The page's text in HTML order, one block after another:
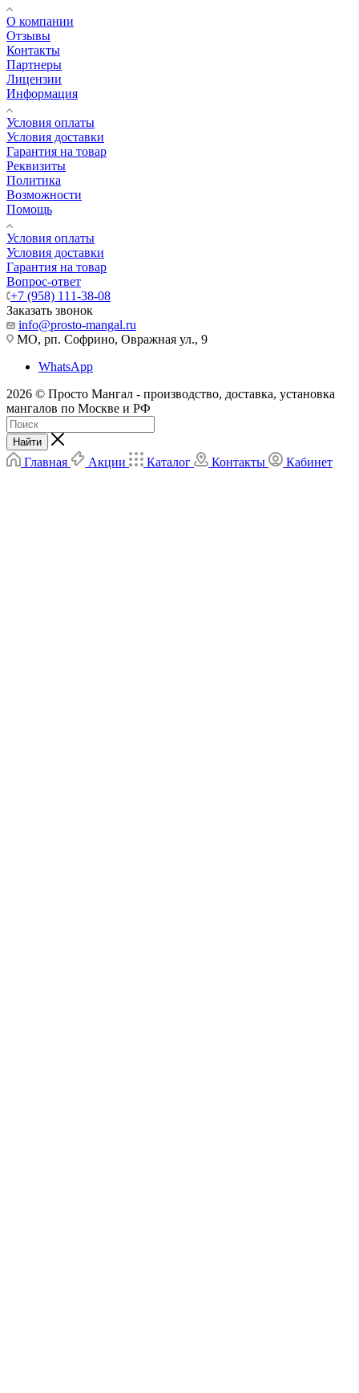
О компании
Отзывы
Контакты
Партнеры
Лицензии
Информация
Условия оплаты
Условия доставки
Гарантия на товар
Реквизиты
Политика
Возможности
Помощь
Условия оплаты
Условия доставки
Гарантия на товар
Вопрос-ответ
+7 (958) 111-38-08
Заказать звонок
info@prosto-mangal.ru
МО, рп. Софрино, Овражная ул., 9
WhatsApp
2026 © Просто Мангал - производство, доставка, установка
мангалов по Москве и РФ
Найти
Главная Акции Каталог Контакты Кабинет